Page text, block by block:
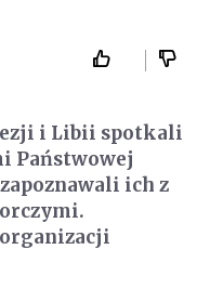
i Libii spotkali
Państwowej
ich z